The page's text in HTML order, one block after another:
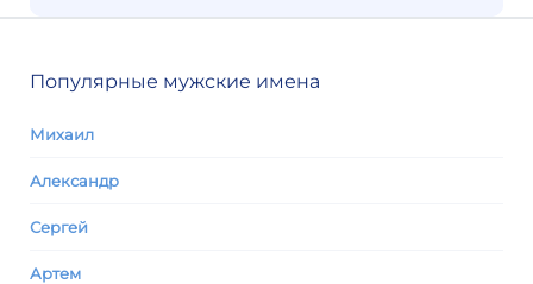
Популярные мужские имена
Михаил
Александр
Сергей
Артем